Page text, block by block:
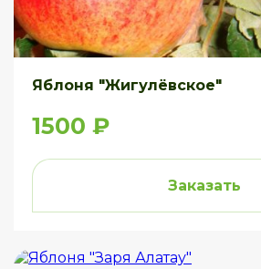
Яблоня "Жигулёвское"
1500 ₽
Заказать